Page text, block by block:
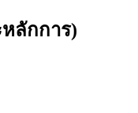
ลักการ)